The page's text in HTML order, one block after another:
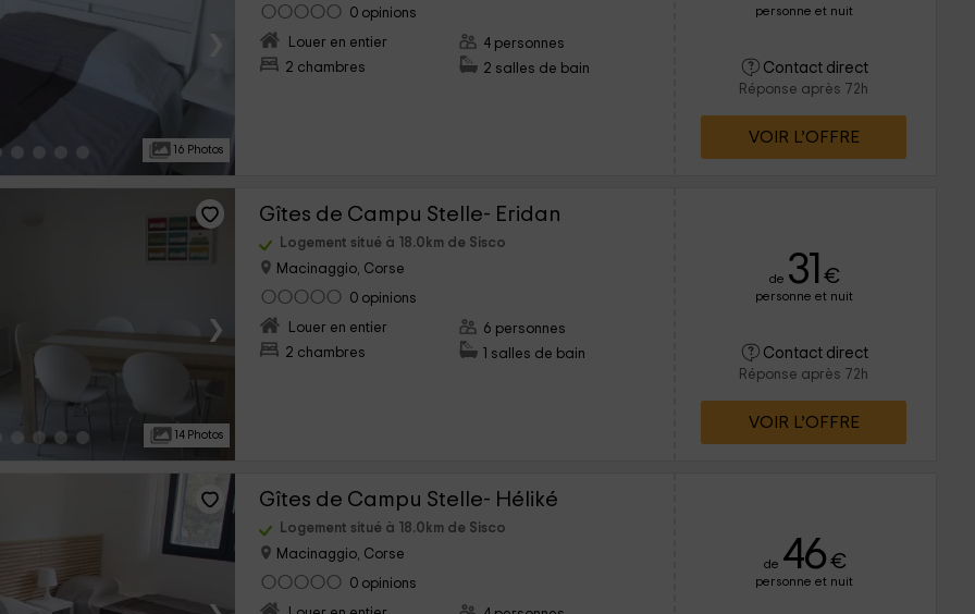
›
16 Photos
0 opinions
Louer en entier
2 chambres
4 personnes
2 salles de bain
personne et nuit
Contact direct
Réponse après 72h
VOIR L’OFFRE
›
14 Photos
Gîtes de Campu Stelle- Eridan
Logement situé à 18.0km de Sisco
Macinaggio, Corse
0 opinions
Louer en entier
2 chambres
6 personnes
1 salles de bain
de 31 €
personne et nuit
Contact direct
Réponse après 72h
VOIR L’OFFRE
Gîtes de Campu Stelle- Héliké
Logement situé à 18.0km de Sisco
Macinaggio, Corse
0 opinions
de 46 €
personne et nuit